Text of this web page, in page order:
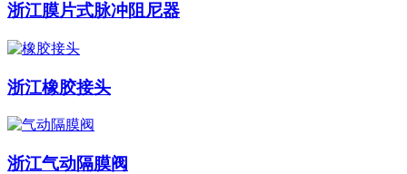
浙江膜片式脉冲阻尼器
浙江橡胶接头
浙江气动隔膜阀